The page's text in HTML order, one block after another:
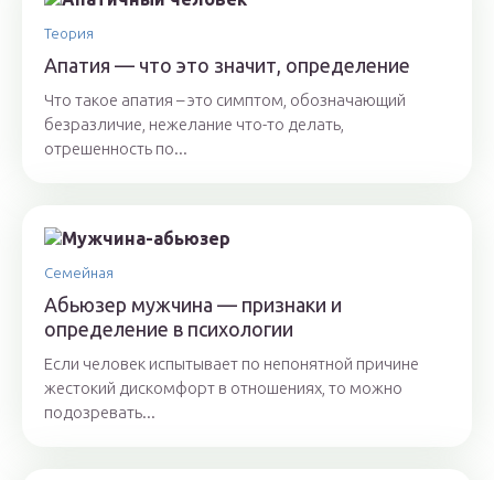
Теория
Апатия — что это значит, определение
Что такое апатия – это симптом, обозначающий
безразличие, нежелание что-то делать,
отрешенность по...
Семейная
Абьюзер мужчина — признаки и
определение в психологии
Если человек испытывает по непонятной причине
жестокий дискомфорт в отношениях, то можно
подозревать...